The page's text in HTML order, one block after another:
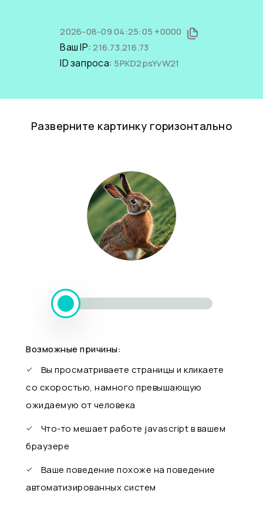
2026-08-09 04:25:05 +0000
Ваш IP:216.73.216.73
ID запроса: 5PKD2psYvW21
Разверните картинку горизонтально
Возможные причины:
Вы просматриваете страницы и кликаете
со скоростью, намного превышающую
ожидаемую от человека
Что-то мешает работе javascript в вашем
браузере
Ваше поведение похоже на поведение
автоматизированных систем